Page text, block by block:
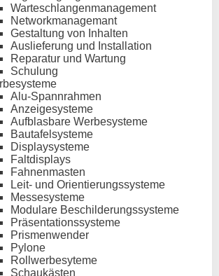
Warteschlangenmanagement
Networkmanagemant
Gestaltung von Inhalten
Auslieferung und Installation
Reparatur und Wartung
Schulung
Alu-Spannrahmen
Anzeigesysteme
Aufblasbare Werbesysteme
Bautafelsysteme
Displaysysteme
Faltdisplays
Fahnenmasten
Leit- und Orientierungssysteme
Messesysteme
Modulare Beschilderungssysteme
Präsentationssysteme
Prismenwender
Pylone
Rollwerbesyteme
Schaukästen